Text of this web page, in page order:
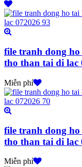
file tranh dong
tho than tai di lac
Miễn phí
file tranh dong
tho than tai di lac
Miễn phí